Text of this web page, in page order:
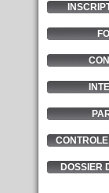
DOSSIER